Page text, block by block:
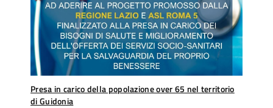
Presa in carico della popolazione over 65 nel territorio
di Guidonia